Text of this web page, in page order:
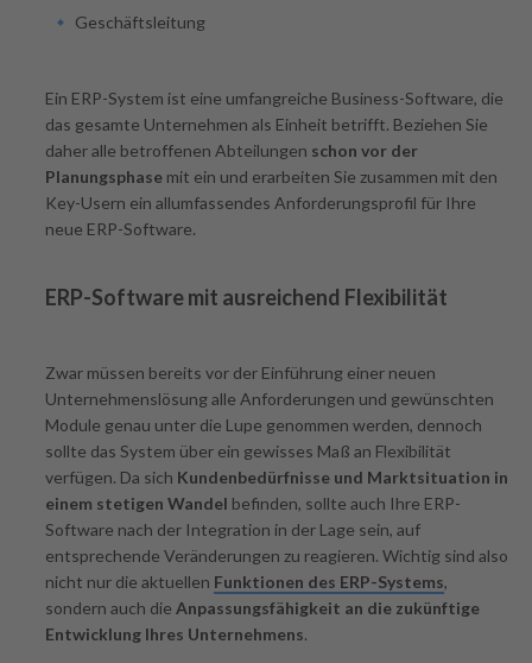
Geschäftsleitung
Ein ERP-System ist eine umfangreiche Business-Software, die
das gesamte Unternehmen als Einheit betrifft. Beziehen Sie
daher alle betroffenen Abteilungen schon vor der
Planungsphasemit ein und erarbeiten Sie zusammen mit den
Key-Usern ein allumfassendes Anforderungsprofil für Ihre
neue ERP-Software.
ERP-Software mit ausreichend Flexibilität
Zwar müssen bereits vor der Einführung einer neuen
Unternehmenslösung alle Anforderungen und gewünschten
Module genau unter die Lupe genommen werden, dennoch
sollte das System über ein gewisses Maß an Flexibilität
verfügen. Da sich Kundenbedürfnisse und Marktsituation in
einem stetigen Wandel befinden, sollte auch Ihre ERP-
Software nach der Integration in der Lage sein, auf
entsprechende Veränderungen zu reagieren. Wichtig sind also
nicht nur die aktuellen Funktionen des ERP-Systems,
sondern auch die Anpassungsfähigkeit an die zukünftige
Entwicklung Ihres Unternehmens.